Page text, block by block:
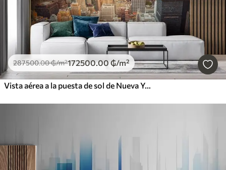
287500.00₲/m²172500.00 ₲/m²
Vista aérea a la puesta de sol de Nueva York